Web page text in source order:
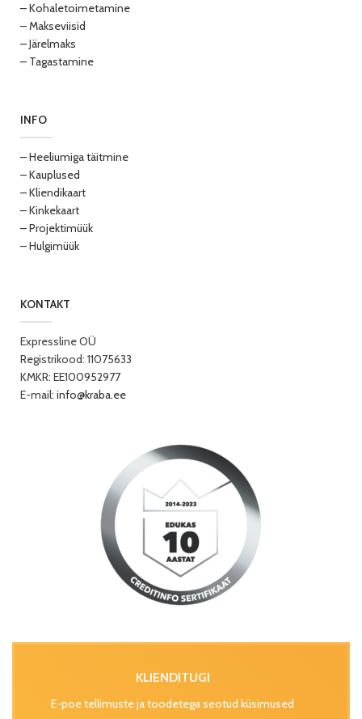
– Kohaletoimetamine
– Makseviisid
– Järelmaks
– Tagastamine
INFO
– Heeliumiga täitmine
– Kauplused
– Kliendikaart
– Kinkekaart
– Projektimüük
– Hulgimüük
KONTAKT
Expressline OÜ
Registrikood: 11075633
KMKR: EE100952977
E-mail: info@kraba.ee
KLIENDITUGI
E-poe tellimuste ja toodetega seotud küsimused